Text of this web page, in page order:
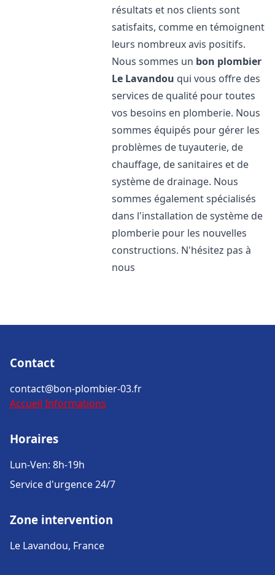
résultats et nos clients sont
satisfaits, comme en témoignent
leurs nombreux avis positifs.
Nous sommes un bon plombier
Le Lavandou qui vous offre des
services de qualité pour toutes
vos besoins en plomberie. Nous
sommes équipés pour gérer les
problèmes de tuyauterie, de
chauffage, de sanitaires et de
système de drainage. Nous
sommes également spécialisés
dans l'installation de système de
plomberie pour les nouvelles
constructions. N'hésitez pas à
nous
Contact
contact@bon-plombier-03.fr
Accueil Informations
Horaires
Lun-Ven: 8h-19h
Service d'urgence 24/7
Zone intervention
Le Lavandou, France